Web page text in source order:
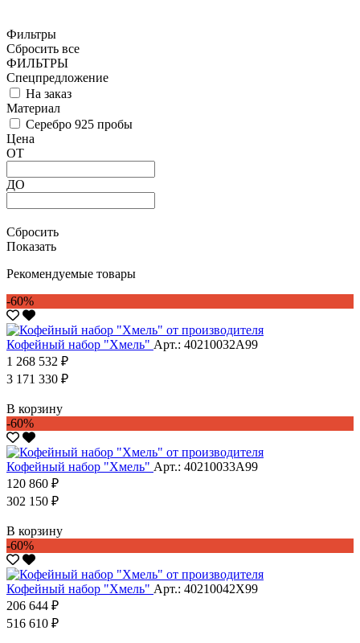
Фильтры
Сбросить все
ФИЛЬТРЫ
Спецпредложение
На заказ
Материал
Серебро 925 пробы
Цена
ОТ
ДО
Сбросить
Показать
Рекомендуемые товары
-60%
Кофейный набор "Хмель" Арт.: 40210032А99
1 268 532 ₽
3 171 330 ₽
В корзину
-60%
Кофейный набор "Хмель" Арт.: 40210033А99
120 860 ₽
302 150 ₽
В корзину
-60%
Кофейный набор "Хмель" Арт.: 40210042Х99
206 644 ₽
516 610 ₽